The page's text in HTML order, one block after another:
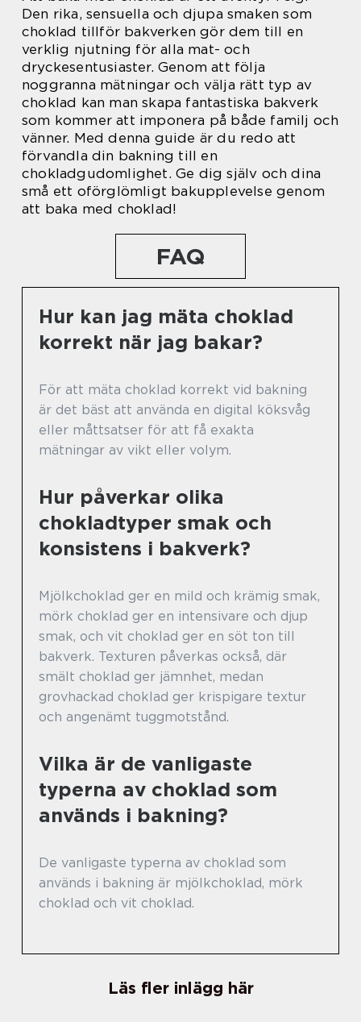
Den rika, sensuella och djupa smaken som
choklad tillför bakverken gör dem till en
verklig njutning för alla mat- och
dryckesentusiaster. Genom att följa
noggranna mätningar och välja rätt typ av
choklad kan man skapa fantastiska bakverk
som kommer att imponera på både familj och
vänner. Med denna guide är du redo att
förvandla din bakning till en
chokladgudomlighet. Ge dig själv och dina
små ett oförglömligt bakupplevelse genom
att baka med choklad!
FAQ
Hur kan jag mäta choklad
korrekt när jag bakar?
För att mäta choklad korrekt vid bakning
är det bäst att använda en digital köksvåg
eller måttsatser för att få exakta
mätningar av vikt eller volym.
Hur påverkar olika
chokladtyper smak och
konsistens i bakverk?
Mjölkchoklad ger en mild och krämig smak,
mörk choklad ger en intensivare och djup
smak, och vit choklad ger en söt ton till
bakverk. Texturen påverkas också, där
smält choklad ger jämnhet, medan
grovhackad choklad ger krispigare textur
och angenämt tuggmotstånd.
Vilka är de vanligaste
typerna av choklad som
används i bakning?
De vanligaste typerna av choklad som
används i bakning är mjölkchoklad, mörk
choklad och vit choklad.
Läs fler inlägg här